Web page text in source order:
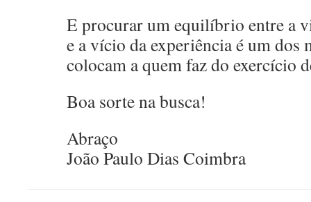
E procurar um equilíbrio entre a
e a vício da experiência é um dos
colocam a quem faz do exercício
Boa sorte na busca!
Abraço
João Paulo Dias Coimbra